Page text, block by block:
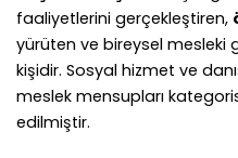
faaliyetlerini gerçekleştiren,
yürüten ve bireysel mesleki
kişidir. Sosyal hizmet ve
meslek mensupları
edilmiştir.